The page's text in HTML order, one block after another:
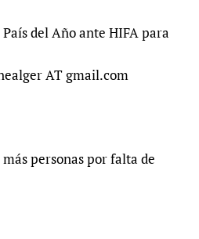
del Año ante HIFA para
AT gmail.com
personas por falta de